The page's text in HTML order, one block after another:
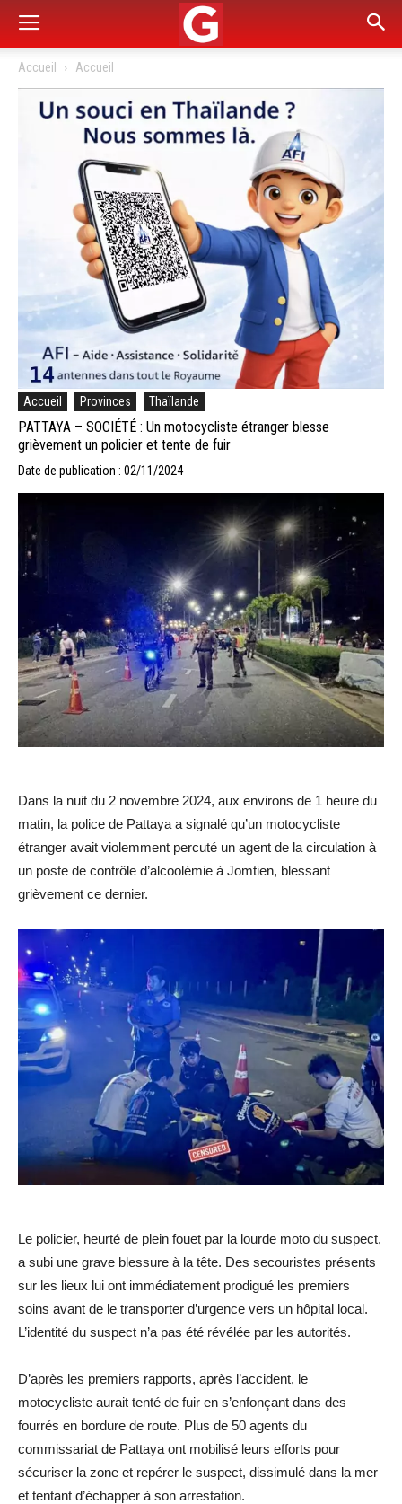
Accueil Accueil
Accueil Provinces Thaïlande
PATTAYA – SOCIÉTÉ : Un motocycliste étranger blesse
grièvement un policier et tente de fuir
Date de publication : 02/11/2024
Dans la nuit du 2 novembre 2024, aux environs de 1 heure du
matin, la police de Pattaya a signalé qu’un motocycliste
étranger avait violemment percuté un agent de la circulation à
un poste de contrôle d’alcoolémie à Jomtien, blessant
grièvement ce dernier.
Le policier, heurté de plein fouet par la lourde moto du suspect,
a subi une grave blessure à la tête. Des secouristes présents
sur les lieux lui ont immédiatement prodigué les premiers
soins avant de le transporter d’urgence vers un hôpital local.
L’identité du suspect n’a pas été révélée par les autorités.
D’après les premiers rapports, après l’accident, le
motocycliste aurait tenté de fuir en s’enfonçant dans des
fourrés en bordure de route. Plus de 50 agents du
commissariat de Pattaya ont mobilisé leurs efforts pour
sécuriser la zone et repérer le suspect, dissimulé dans la mer
et tentant d’échapper à son arrestation.